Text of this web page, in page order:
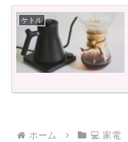
ケトル
ホーム 💻 家電